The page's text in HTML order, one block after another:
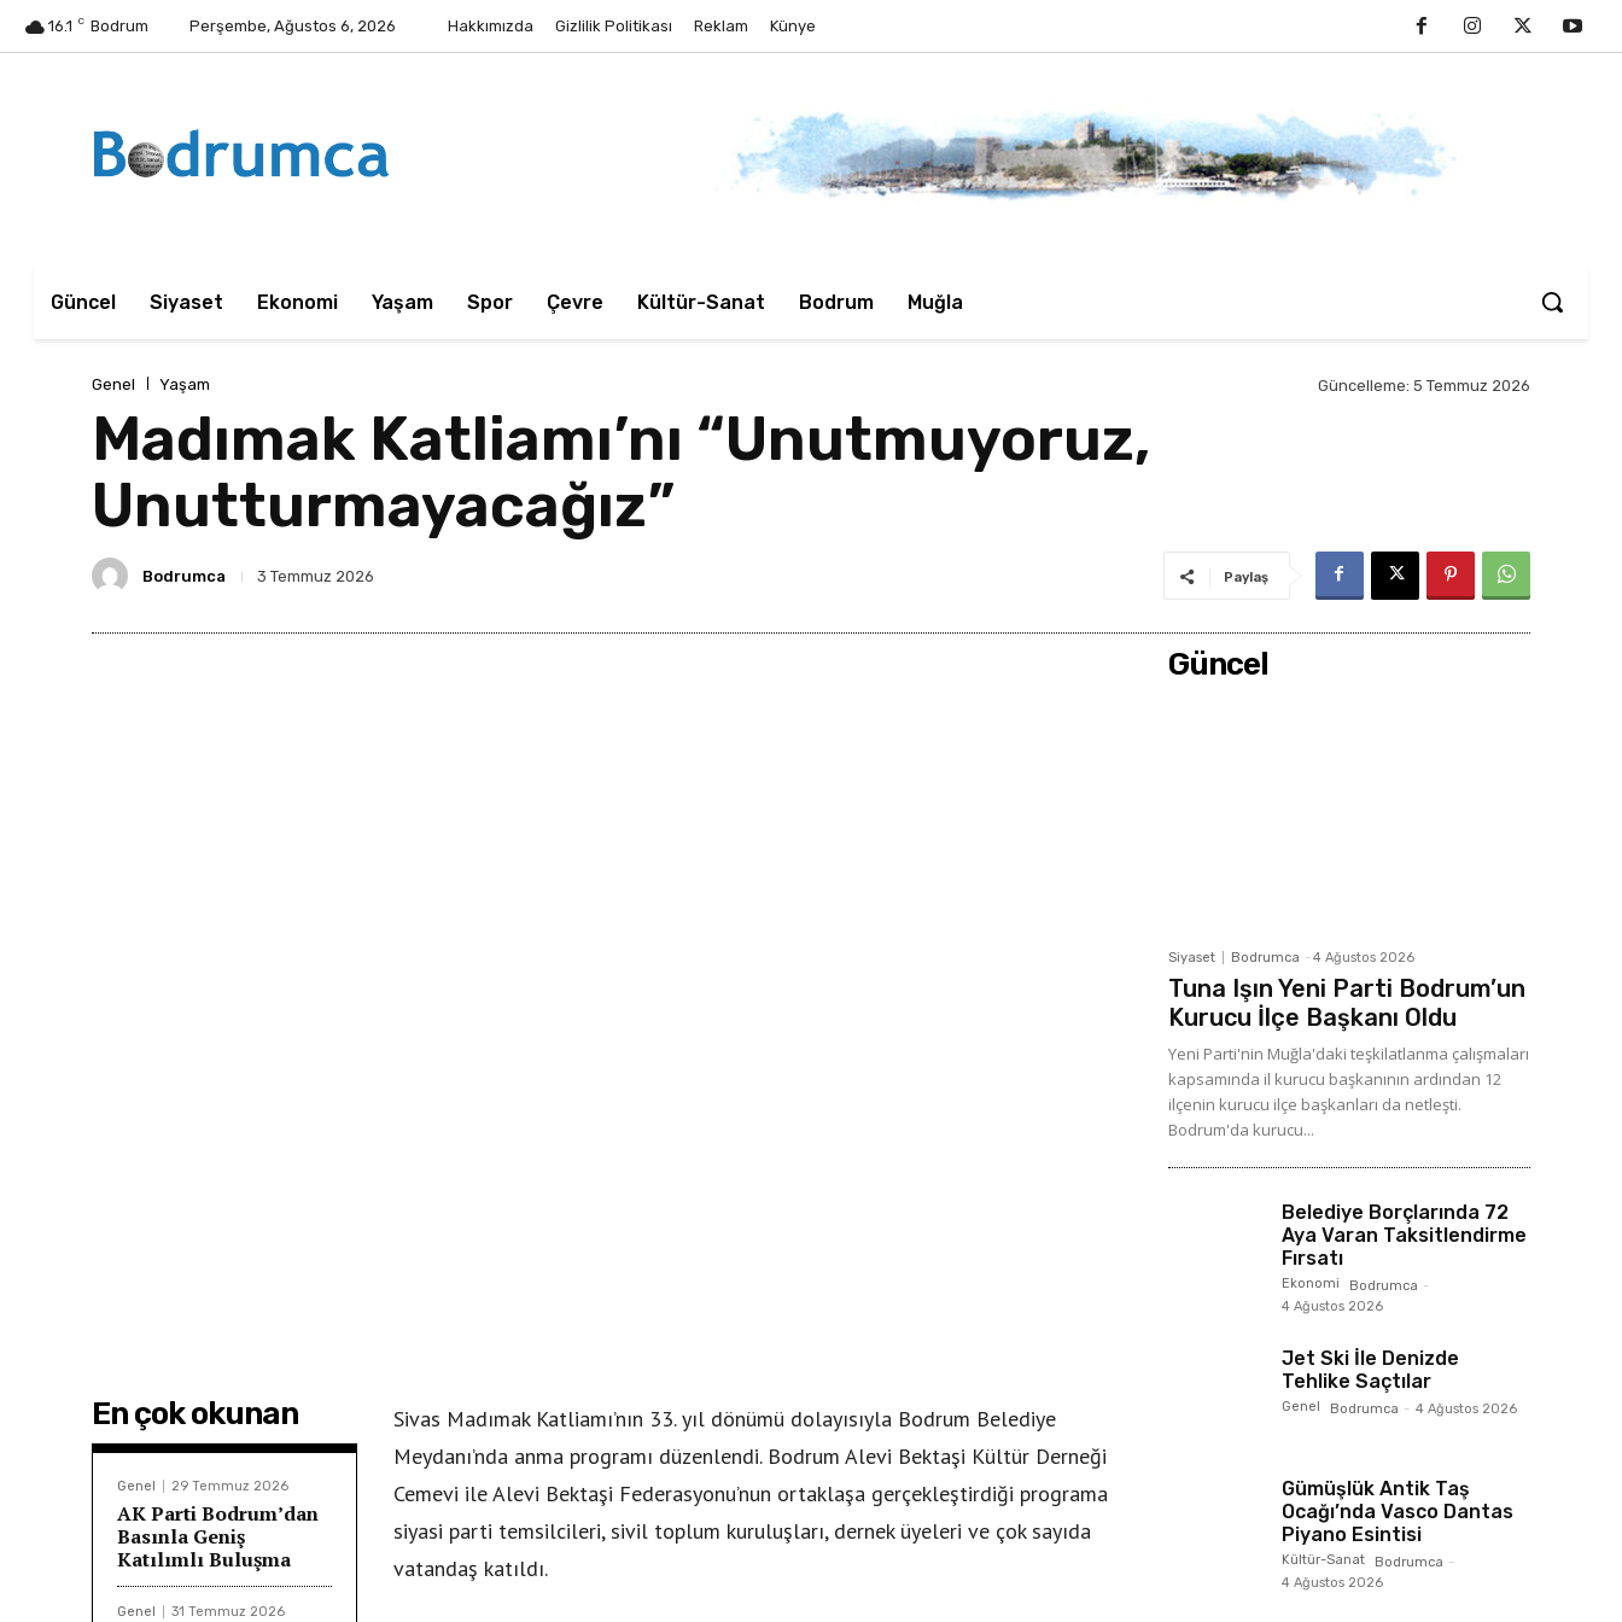
16.1 C Bodrum Perşembe, Ağustos 6, 2026 Hakkımızda Gizlilik Politikası Reklam Künye
Güncel Siyaset Ekonomi Yaşam Spor Çevre Kültür-Sanat Bodrum Muğla
Genel Yaşam Güncelleme: 5 Temmuz 2026
Madımak Katliamı’nı “Unutmuyoruz,
Unutturmayacağız”
Bodrumca 3 Temmuz 2026 Paylaş
En çok okunan
Genel 29 Temmuz 2026
AK Parti Bodrum’dan
Basınla Geniş
Katılımlı Buluşma
Genel 31 Temmuz 2026
Sivas Madımak Katliamı’nın 33. yıl dönümü dolayısıyla Bodrum Belediye
Meydanı’nda anma programı düzenlendi. Bodrum Alevi Bektaşi Kültür Derneği
Cemevi ile Alevi Bektaşi Federasyonu’nun ortaklaşa gerçekleştirdiği programa
siyasi parti temsilcileri, sivil toplum kuruluşları, dernek üyeleri ve çok sayıda
vatandaş katıldı.
Güncel
Siyaset Bodrumca - 4 Ağustos 2026
Tuna Işın Yeni Parti Bodrum’un
Kurucu İlçe Başkanı Oldu
Yeni Parti'nin Muğla'daki teşkilatlanma çalışmaları
kapsamında il kurucu başkanının ardından 12
ilçenin kurucu ilçe başkanları da netleşti.
Bodrum'da kurucu...
Belediye Borçlarında 72
Aya Varan Taksitlendirme
Fırsatı
Ekonomi Bodrumca -
4 Ağustos 2026
Jet Ski İle Denizde
Tehlike Saçtılar
Genel Bodrumca - 4 Ağustos 2026
Gümüşlük Antik Taş
Ocağı’nda Vasco Dantas
Piyano Esintisi
Kültür-Sanat Bodrumca -
4 Ağustos 2026